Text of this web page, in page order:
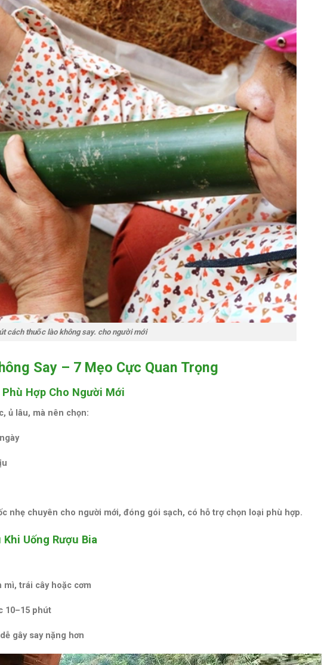
cách thuốc lào không say. cho người mới
Say – 7 Mẹo Cực Quan Trọng
Hợp Cho Người Mới
ủ lâu, mà nên chọn:
nhẹ chuyên cho người mới, đóng gói sạch, có hỗ trợ chọn loại phù hợp.
Uống Rượu Bia
trái cây hoặc cơm
10–15 phút
gây say nặng hơn